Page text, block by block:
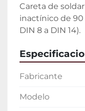
Careta de
inactínico de 90
DIN 8 a DIN 14).
Fabricante
Modelo